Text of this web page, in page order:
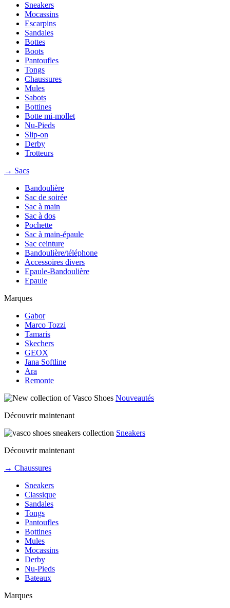
Sneakers
Mocassins
Escarpins
Sandales
Bottes
Boots
Pantoufles
Tongs
Chaussures
Mules
Sabots
Bottines
Botte mi-mollet
Nu-Pieds
Slip-on
Derby
Trotteurs
→ Sacs
Bandoulière
Sac de soirée
Sac à main
Sac à dos
Pochette
Sac à main-épaule
Sac ceinture
Bandoulière/téléphone
Accessoires divers
Epaule-Bandoulière
Epaule
Marques
Gabor
Marco Tozzi
Tamaris
Skechers
GEOX
Jana Softline
Ara
Remonte
Nouveautés
Découvrir maintenant
Sneakers
Découvrir maintenant
→ Chaussures
Sneakers
Classique
Sandales
Tongs
Pantoufles
Bottines
Mules
Mocassins
Derby
Nu-Pieds
Bateaux
Marques